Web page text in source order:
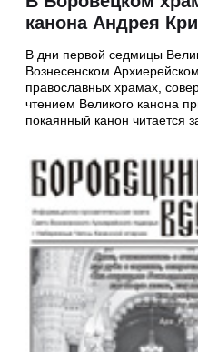
канона Андрея
В дни первой седмицы
Вознесенском
православных храмах,
чтением Великого канона
покаянный канон читается